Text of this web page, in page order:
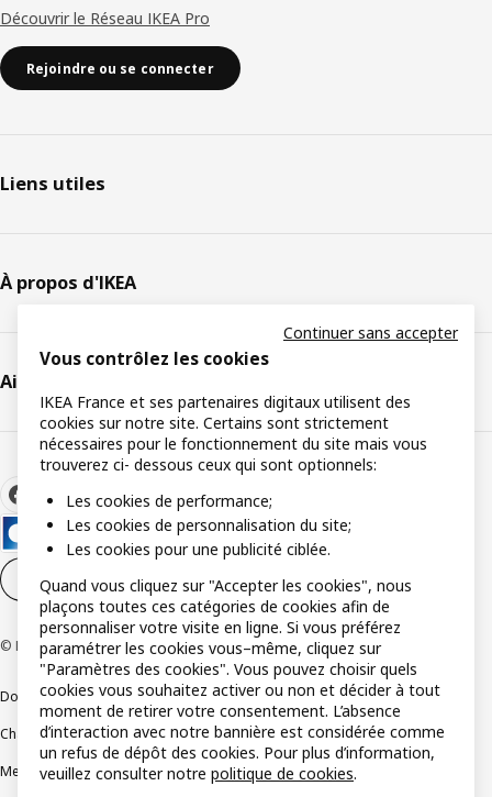
Découvrir le Réseau IKEA Pro
Rejoindre ou se connecter
Liens utiles
À propos d'IKEA
Aide et support
Paramètres des cookies FR
© Inter IKEA Systems B.V 1999-2026
Documents juridiques et informations légales
Charte de protection des donnéesPolitique relative aux cookies
Mentions légalesAlertes fraudeRappel produit Accessibilité : non conforme
Vous contrôlez les cookies
IKEA France et ses partenaires digitaux utilisent des
cookies sur notre site. Certains sont strictement
nécessaires pour le fonctionnement du site mais vous
trouverez ci- dessous ceux qui sont optionnels:
Les cookies de performance;
Les cookies de personnalisation du site;
Les cookies pour une publicité ciblée.
Quand vous cliquez sur "Accepter les cookies", nous
plaçons toutes ces catégories de cookies afin de
personnaliser votre visite en ligne. Si vous préférez
paramétrer les cookies vous–même, cliquez sur
"Paramètres des cookies". Vous pouvez choisir quels
cookies vous souhaitez activer ou non et décider à tout
moment de retirer votre consentement. L’absence
d’interaction avec notre bannière est considérée comme
un refus de dépôt des cookies. Pour plus d’information,
veuillez consulter notre politique de cookies.
Continuer sans accepter